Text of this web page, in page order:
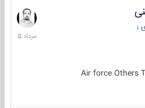
Air force
9
مرداد
1405